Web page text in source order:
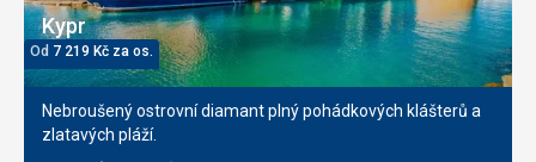
Kypr
Od 7 219 Kč za os.
Nebroušený ostrovní diamant plný pohádkových klášterů a
zlatavých pláží.